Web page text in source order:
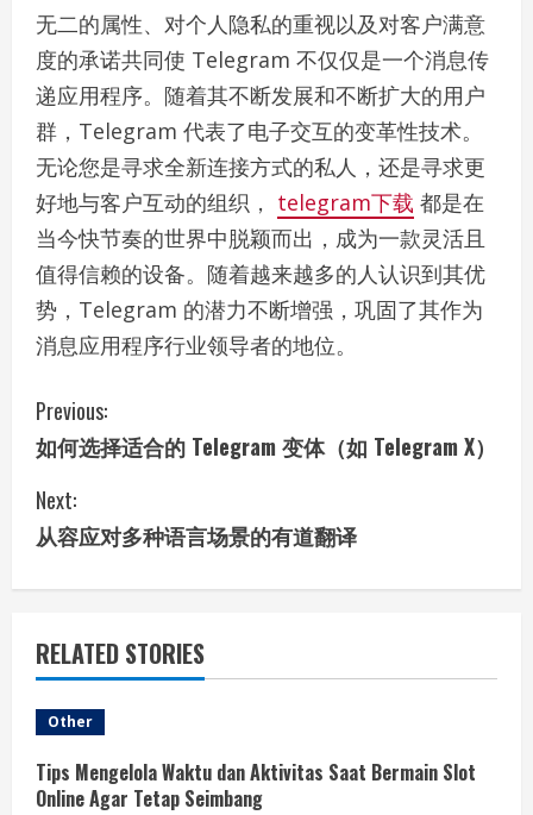
无二的属性、对个人隐私的重视以及对客户满意
度的承诺共同使 Telegram 不仅仅是一个消息传
递应用程序。随着其不断发展和不断扩大的用户
群，Telegram 代表了电子交互的变革性技术。
无论您是寻求全新连接方式的私人，还是寻求更
好地与客户互动的组织， telegram下载 都是在
当今快节奏的世界中脱颖而出，成为一款灵活且
值得信赖的设备。随着越来越多的人认识到其优
势，Telegram 的潜力不断增强，巩固了其作为
消息应用程序行业领导者的地位。
C
o
n
t
n
u
e
Previous:
如何选择适合的 Telegram 变体（如 Telegram X）
Next:
从容应对多种语言场景的有道翻译
RELATED STORIES
Other
Tips Mengelola Waktu dan Aktivitas Saat Bermain Slot
Online Agar Tetap Seimbang